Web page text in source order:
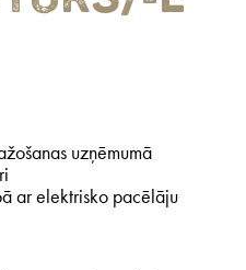
uzņēmumā
ar elektrisko pacēlāju